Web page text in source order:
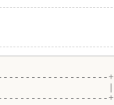
+
|
+